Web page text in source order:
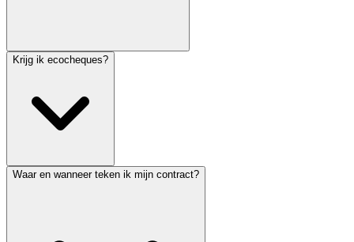
Krijg ik ecocheques?
Waar en wanneer teken ik mijn contract?